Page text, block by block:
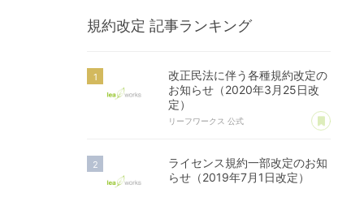
規約改定 記事ランキング
改正民法に伴う各種規約改定の
お知らせ（2020年3月25日改
定）
リーフワークス 公式 あ
ライセンス規約一部改定のお知
らせ（2019年7月1日改定）